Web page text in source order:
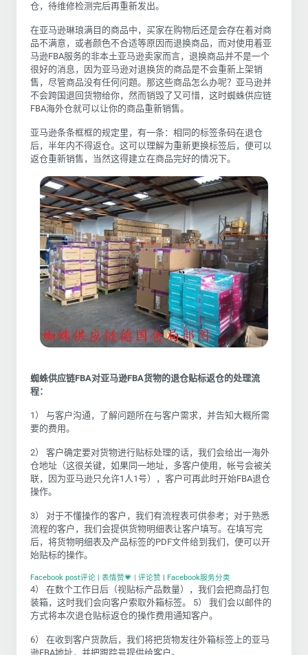
仓，待维修检测完后再重新发出。
在亚马逊琳琅满目的商品中，买家在购物后还是会存在着对商
品不满意，或者颜色不合适等原因而退换商品，而对使用着亚
马逊FBA服务的非本土亚马逊卖家而言，退换商品并不是一个
很好的消息，因为亚马逊对退换货的商品是不会重新上架销
售，尽管商品没有任何问题。那这些商品怎么办呢？亚马逊并
不会跨国退回货物给你，然而销毁了又可惜，这时蜘蛛供应链
FBA海外仓就可以让你的商品重新销售。
亚马逊条条框框的规定里，有一条：相同的标签条码在退仓
后，半年内不得返仓。这可以理解为重新更换标签后，便可以
返仓重新销售，当然这得建立在商品完好的情况下。
蜘蛛供应链FBA对亚马逊FBA货物的退仓贴标返仓的处理流
程：
1） 与客户沟通，了解问题所在与客户需求，并告知大概所需
要的费用。
2） 客户确定要对货物进行贴标处理的话，我们会给出一海外
仓地址（这很关键，如果同一地址，多客户使用，帐号会被关
联，因为亚马逊只允许1人1号），客户可再此时开始FBA退仓
操作。
3） 对于不懂操作的客户，我们有流程表可供参考；对于熟悉
流程的客户，我们会提供货物明细表让客户填写。在填写完
后，将货物明细表及产品标签的PDF文件给到我们，便可以开
始贴标的操作。
Facebook post评论 | 表情赞💗 | 评论赞 | Facebook服务分类
4） 在数个工作日后（视贴标产品数量），我们会把商品打包
装箱，这时我们会向客户索取外箱标签。 5） 我们会以邮件的
方式将本次退仓贴标返仓的操作费用通知客户。
6） 在收到客户货款后，我们将把货物发往外箱标签上的亚马
逊FBA地址，并把跟踪号提供给客户。